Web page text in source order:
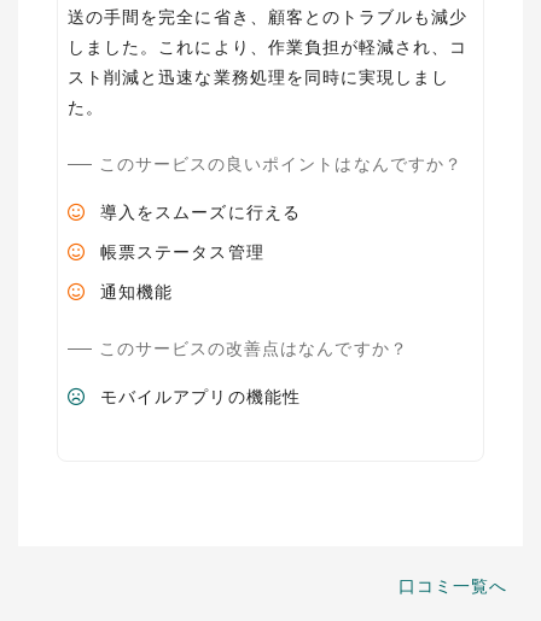
送の手間を完全に省き、顧客とのトラブルも減少
しました。これにより、作業負担が軽減され、コ
スト削減と迅速な業務処理を同時に実現しまし
た。
このサービスの良いポイントはなんですか？
導入をスムーズに行える
帳票ステータス管理
通知機能
このサービスの改善点はなんですか？
モバイルアプリの機能性
口コミ一覧へ